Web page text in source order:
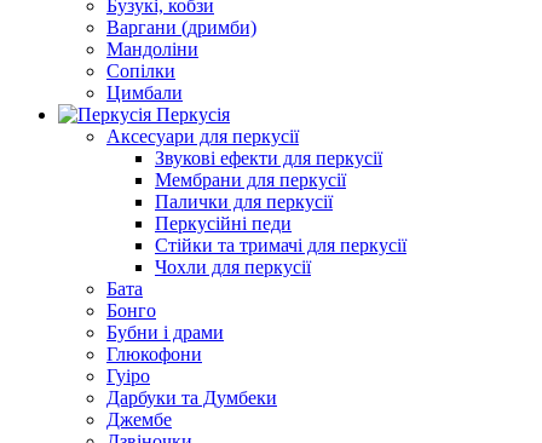
Бузукі, кобзи
Варгани (дримби)
Мандоліни
Сопілки
Цимбали
Перкусія
Аксесуари для перкусії
Звукові ефекти для перкусії
Мембрани для перкусії
Палички для перкусії
Перкусійні педи
Стійки та тримачі для перкусії
Чохли для перкусії
Бата
Бонго
Бубни і драми
Глюкофони
Гуіро
Дарбуки та Думбеки
Джембе